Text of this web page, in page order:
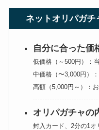
ネットオリパガチ
自分に合った価
低価格（～500円）：
中価格（〜3,000円）
高額（5,000円～）：
オリパガチャの
封入カード、2分の1オ